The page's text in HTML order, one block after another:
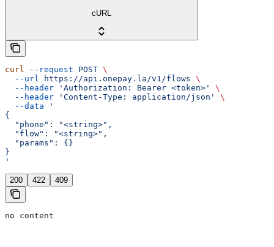
cURL
curl --request POST \
  --url
https://api.onepay.la/v1/flows \
  --header
'Authorization: Bearer <token>'
\
  --header
'Content-Type: application/json'
\
  --data
'
{
  "phone": "<string>",
  "flow": "<string>",
  "params": {}
}
'
200 422 409
no content